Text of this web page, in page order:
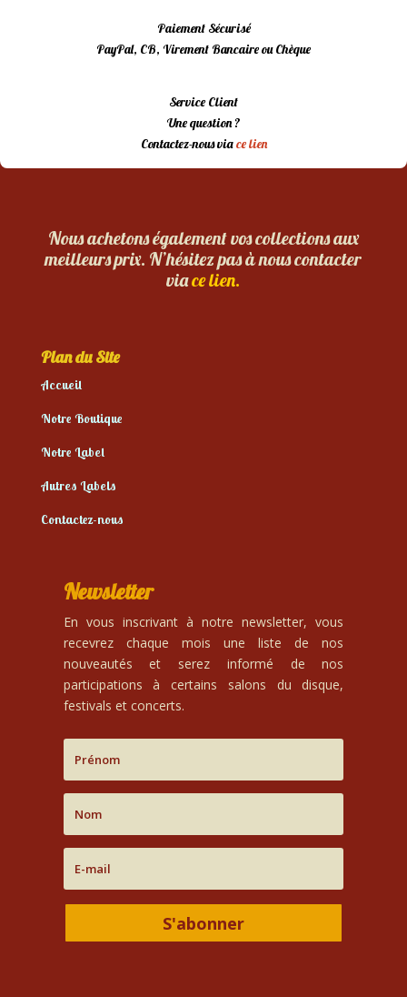
Paiement Sécurisé
PayPal, CB, Virement Bancaire ou Chèque
Service Client
Une question ?
Contactez-nous viace lien
Nous achetons également vos collections aux
meilleurs prix. N’hésitez pas à nous contacter
viace lien.
Plan du Site
Accueil
Notre Boutique
Notre Label
Autres Labels
Contactez-nous
Newsletter
En vous inscrivant à notre newsletter, vous
recevrez chaque mois une liste de nos
nouveautés et serez informé de nos
participations à certains salons du disque,
festivals et concerts.
S'abonner